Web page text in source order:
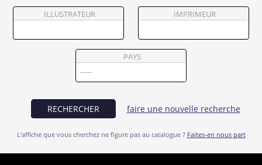
Vendre
ILLUSTRATEUR IMPRIMEUR
PAYS
RECHERCHER faire une nouvelle recherche
L’affiche que vous cherchez ne figure pas au catalogue ? Faites-en nous part